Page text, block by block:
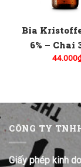
Bia
6% – Chai
44.000
CÔNG TY
Giấy phép kinh